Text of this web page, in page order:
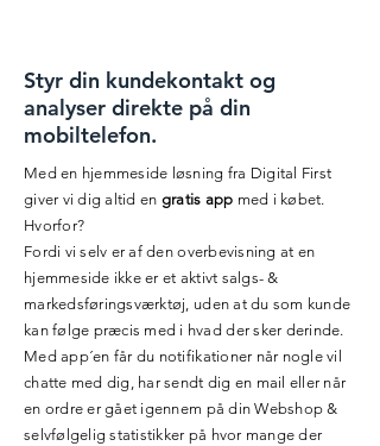
Styr din kundekontakt og
analyser direkte på din
mobiltelefon.
Med en hjemmeside løsning fra Digital First
giver vi dig altid en gratis app med i købet.
Hvorfor?
Fordi vi selv er af den overbevisning at en
hjemmeside ikke er et aktivt salgs- &
markedsføringsværktøj, uden at du som kunde
kan følge præcis med i hvad der sker derinde.
Med app´en får du notifikationer når nogle vil
chatte med dig, har sendt dig en mail eller når
en ordre er gået igennem på din Webshop &
selvfølgelig statistikker på hvor mange der